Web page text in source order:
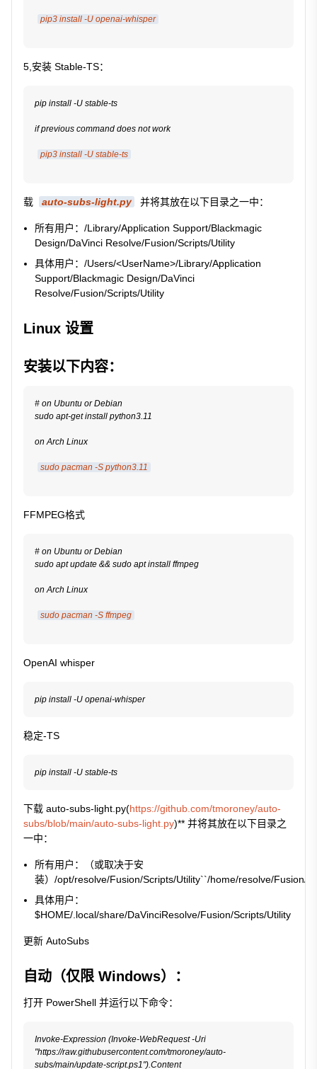
pip3 install -U openai-whisper
5,安装 Stable-TS：
pip install -U stable-ts
if previous command does not work
pip3 install -U stable-ts
载 auto-subs-light.py 并将其放在以下目录之一中：
所有用户： /Library/Application Support/Blackmagic
Design/DaVinci Resolve/Fusion/Scripts/Utility
具体用户： /Users/<UserName>/Library/Application
Support/Blackmagic Design/DaVinci
Resolve/Fusion/Scripts/Utility
Linux 设置
安装以下内容：
# on Ubuntu or Debian
sudo apt-get install python3.11
on Arch Linux
sudo pacman -S python3.11
FFMPEG格式
# on Ubuntu or Debian
sudo apt update && sudo apt install ffmpeg
on Arch Linux
sudo pacman -S ffmpeg
OpenAI whisper
稳定-TS
下载 auto-subs-light.py(https://github.com/tmoroney/auto-
subs/blob/main/auto-subs-light.py)** 并将其放在以下目录之
一中：
所有用户：（或取决于安
装） /opt/resolve/Fusion/Scripts/Utility``/home/resolve/Fusion/
具体用户：
$HOME/.local/share/DaVinciResolve/Fusion/Scripts/Utility
更新 AutoSubs
自动（仅限 Windows）：
打开 PowerShell 并运行以下命令：
Invoke-Expression (Invoke-WebRequest -Uri
"https://raw.githubusercontent.com/tmoroney/auto-